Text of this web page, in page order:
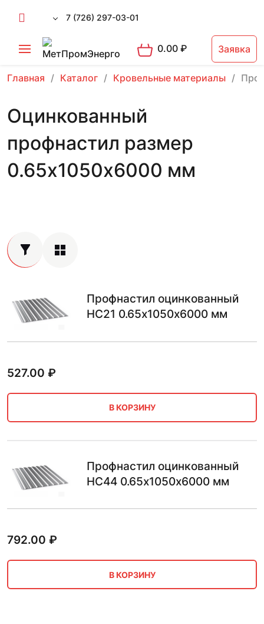
7 (726) 297-03-01
0.00₽ Заявка
Главная Каталог Кровельные материалы
Оцинкованный
профнастил размер
0.65х1050х6000 мм
Профнастил оцинкованный
НС21 0.65х1050х6000 мм
527.00 ₽
В КОРЗИНУ
Профнастил оцинкованный
НС44 0.65х1050х6000 мм
792.00 ₽
В КОРЗИНУ